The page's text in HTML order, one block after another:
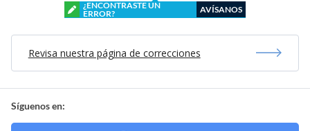
¿ENCONTRASTE UN
ERROR?
AVÍSANOS
Revisa nuestra página de correcciones
Síguenos en: